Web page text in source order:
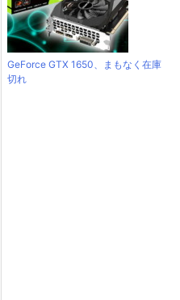
GeForce GTX 1650、まもなく在庫
切れ